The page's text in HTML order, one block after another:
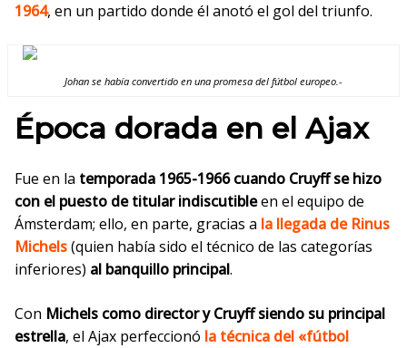
1964, en un partido donde él anotó el gol del triunfo.
Johan se había convertido en una promesa del fútbol europeo.-
Época dorada en el Ajax
Fue en la temporada 1965-1966 cuando Cruyff se hizo
con el puesto de titular indiscutibleen el equipo de
Ámsterdam; ello, en parte, gracias a la llegada de Rinus
Michels(quien había sido el técnico de las categorías
inferiores) al banquillo principal.
Con Michels como director y Cruyff siendo su principal
estrella, el Ajax perfeccionó la técnica del «fútbol